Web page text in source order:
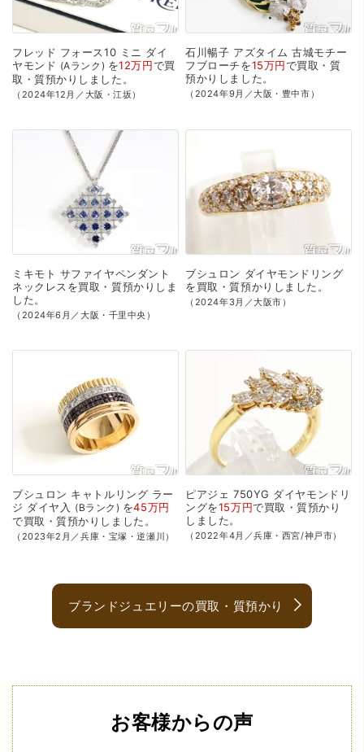
フレッド フォース10 ミニ ダイ
ヤモンド
Aランク を12万円で買
取・質預かり しました。
（2024年12月／大阪・江坂）
石川暢子 アズタイム 古城モチー
フブローチを15万円で買取・質
預かり しました。
（2024年9月／大阪・豊中市）
ミキモト サファイヤペンダント
ネックレスを買取・質預かり しま
した。
（2024年6月／大阪・千里中央）
ブシュロン ダイヤモンドリング
を買取・質預かり しました。
（2024年3月／大阪市）
ブシュロン キャトルリング ラー
ジ ダイヤ入 Bランク を45万円
で買取・質預かり しました。
（2023年2月／兵庫・宝塚・逆瀬川）
ピアジェ 750YG ダイヤモンドリ
ングを15万円で買取・質預かり
しました。
（2022年4月／兵庫・西宮/神戸市）
ブランドジュエリーの買取・質預かり
お客様からの声